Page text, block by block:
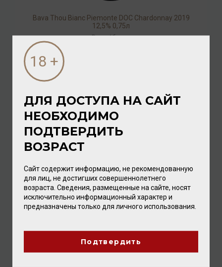
Bava Thou Bianc Piemonte DOC Chardonnay 2019
12,5% 0,75л
Вино/ белое
Bava Langhe Nebbiolo DOC 2018 13% 0,75л
ДЛЯ ДОСТУПА НА САЙТ
НЕОБХОДИМО
ПОДТВЕРДИТЬ
ВОЗРАСТ
Сайт содержит информацию, не рекомендованную
для лиц, не достигших совершеннолетнего
возраста. Сведения, размещенные на сайте, носят
исключительно информационный характер и
предназначены только для личного использования.
Подтвердить